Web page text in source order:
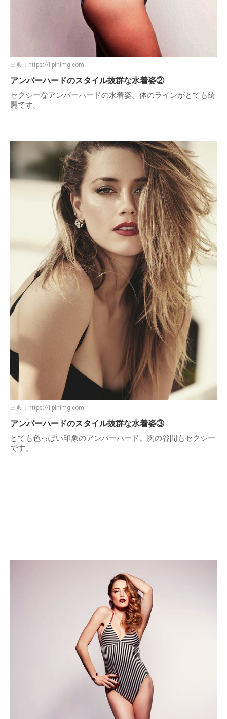
出典： https://i.pinimg.com
アンバーハードのスタイル抜群な水着姿②
セクシーなアンバーハードの水着姿。体のラインがとても綺
麗です。
出典： https://i.pinimg.com
アンバーハードのスタイル抜群な水着姿③
とても色っぽい印象のアンバーハード。胸の谷間もセクシー
です。